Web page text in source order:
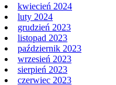
kwiecień 2024
luty 2024
grudzień 2023
listopad 2023
październik 2023
wrzesień 2023
sierpień 2023
czerwiec 2023